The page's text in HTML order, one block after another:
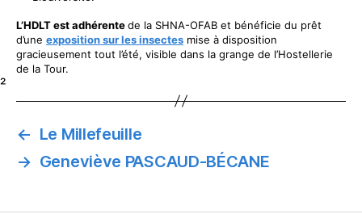
L’HDLT est adhérentede la SHNA-OFAB et bénéficie du prêt
d’une exposition sur les insectes mise à disposition
gracieusement tout l’été, visible dans la grange de l’Hostellerie
de la Tour.
²
← Le Millefeuille
→ Geneviève PASCAUD-BÉCANE